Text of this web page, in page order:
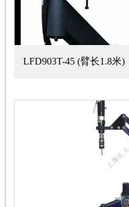
LFD903T-45 (臂长1.8米)